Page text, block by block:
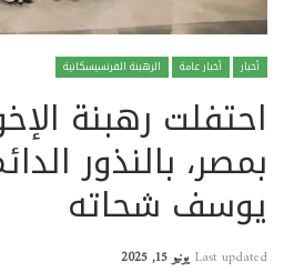
أخبار أخبار عامة الرهبنة الفرنسيسكانية
احتفلت رهبنة
بمصر، بالنذور
يوسف شحاته
Last updated يونيو 15, 2025